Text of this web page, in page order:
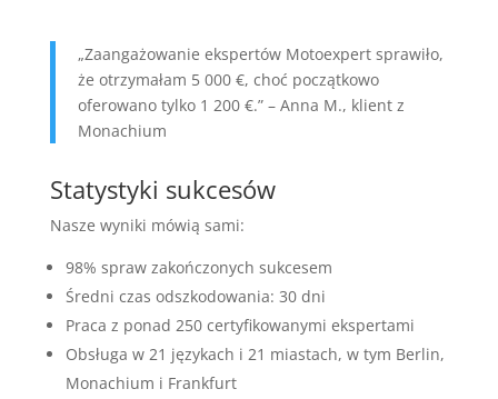
„Zaangażowanie ekspertów Motoexpert sprawiło,
że otrzymałam 5 000 €, choć początkowo
oferowano tylko 1 200 €.” – Anna M., klient z
Monachium
Statystyki sukcesów
Nasze wyniki mówią sami:
98% spraw zakończonych sukcesem
Średni czas odszkodowania: 30 dni
Praca z ponad 250 certyfikowanymi ekspertami
Obsługa w 21 językach i 21 miastach, w tym Berlin,
Monachium i Frankfurt